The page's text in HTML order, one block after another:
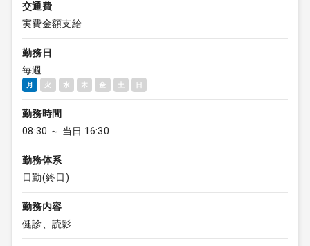
交通費
実費金額支給
勤務日
毎週
月 火 水 木 金 土 日
勤務時間
08:30 ～ 当日 16:30
勤務体系
日勤(終日)
勤務内容
健診、読影